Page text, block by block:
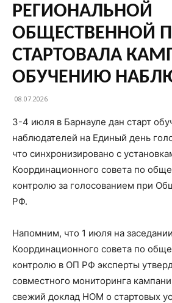
РЕГИОНАЛЬНОЙ
ОБЩЕСТВЕННОЙ
СТАРТОВАЛА
ОБУЧЕНИЮ
08.07.2026
3-4 июля в Барнауле дан старт
наблюдателей на Единый день
что синхронизировано с
Координационного совета по
контролю за голосованием при
РФ.
Напомним, что 1 июля на заседании
Координационного совета по
контролю в ОП РФ эксперты
совместного мониторинга
свежий доклад НОМ о стартовых